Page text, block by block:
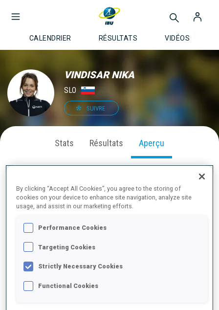
CALENDRIER RÉSULTATS VIDÉOS
VINDISAR NIKA
SLO
SUIVRE
Stats Résultats Aperçu
À PROPOS
DATE DE NAISSANCE
31 DÉC. 1999
DÉBUTS CM
By clicking “Accept All Cookies”, you agree to the storing of
cookies on your device to enhance site navigation, analyze site
usage, and assist in our marketing efforts.
Performance Cookies
Targeting Cookies
Strictly Necessary Cookies
Functional Cookies